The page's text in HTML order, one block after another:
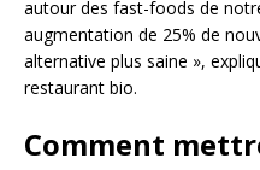
autour des fast-foods de
augmentation de 25% de
alternative plus saine »,
restaurant bio.
Comment